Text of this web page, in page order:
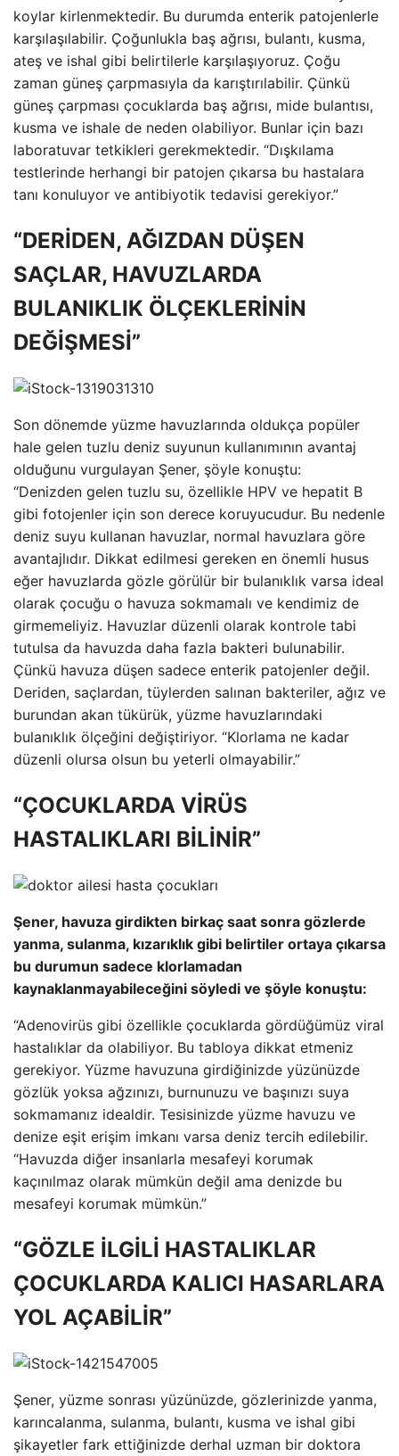
koylar kirlenmektedir. Bu durumda enterik patojenlerle
karşılaşılabilir. Çoğunlukla baş ağrısı, bulantı, kusma,
ateş ve ishal gibi belirtilerle karşılaşıyoruz. Çoğu
zaman güneş çarpmasıyla da karıştırılabilir. Çünkü
güneş çarpması çocuklarda baş ağrısı, mide bulantısı,
kusma ve ishale de neden olabiliyor. Bunlar için bazı
laboratuvar tetkikleri gerekmektedir. “Dışkılama
testlerinde herhangi bir patojen çıkarsa bu hastalara
tanı konuluyor ve antibiyotik tedavisi gerekiyor.”
“DERİDEN, AĞIZDAN DÜŞEN
SAÇLAR, HAVUZLARDA
BULANIKLIK ÖLÇEKLERİNİN
DEĞİŞMESİ”
Son dönemde yüzme havuzlarında oldukça popüler
hale gelen tuzlu deniz suyunun kullanımının avantaj
olduğunu vurgulayan Şener, şöyle konuştu:
“Denizden gelen tuzlu su, özellikle HPV ve hepatit B
gibi fotojenler için son derece koruyucudur. Bu nedenle
deniz suyu kullanan havuzlar, normal havuzlara göre
avantajlıdır. Dikkat edilmesi gereken en önemli husus
eğer havuzlarda gözle görülür bir bulanıklık varsa ideal
olarak çocuğu o havuza sokmamalı ve kendimiz de
girmemeliyiz. Havuzlar düzenli olarak kontrole tabi
tutulsa da havuzda daha fazla bakteri bulunabilir.
Çünkü havuza düşen sadece enterik patojenler değil.
Deriden, saçlardan, tüylerden salınan bakteriler, ağız ve
burundan akan tükürük, yüzme havuzlarındaki
bulanıklık ölçeğini değiştiriyor. “Klorlama ne kadar
düzenli olursa olsun bu yeterli olmayabilir.”
“ÇOCUKLARDA VİRÜS
HASTALIKLARI BİLİNİR”
Şener, havuza girdikten birkaç saat sonra gözlerde
yanma, sulanma, kızarıklık gibi belirtiler ortaya çıkarsa
bu durumun sadece klorlamadan
kaynaklanmayabileceğini söyledi ve şöyle konuştu:
“Adenovirüs gibi özellikle çocuklarda gördüğümüz viral
hastalıklar da olabiliyor. Bu tabloya dikkat etmeniz
gerekiyor. Yüzme havuzuna girdiğinizde yüzünüzde
gözlük yoksa ağzınızı, burnunuzu ve başınızı suya
sokmamanız idealdir. Tesisinizde yüzme havuzu ve
denize eşit erişim imkanı varsa deniz tercih edilebilir.
“Havuzda diğer insanlarla mesafeyi korumak
kaçınılmaz olarak mümkün değil ama denizde bu
mesafeyi korumak mümkün.”
“GÖZLE İLGİLİ HASTALIKLAR
ÇOCUKLARDA KALICI HASARLARA
YOL AÇABİLİR”
Şener, yüzme sonrası yüzünüzde, gözlerinizde yanma,
karıncalanma, sulanma, bulantı, kusma ve ishal gibi
şikayetler fark ettiğinizde derhal uzman bir doktora